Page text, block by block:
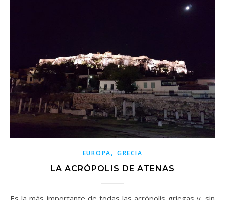
EUROPA, GRECIA
LA ACRÓPOLIS DE ATENAS